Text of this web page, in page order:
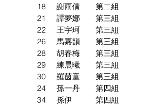
18	謝雨倩	第二組
21	譚夢娜	第三組
22	王宇珂	第三組
26	馬嘉韻	第三組
28	胡春梅	第三組
29	練晨曦	第三組
30	羅茵童	第三組
24	孫一丹	第四組
34	孫伊	 	第四組